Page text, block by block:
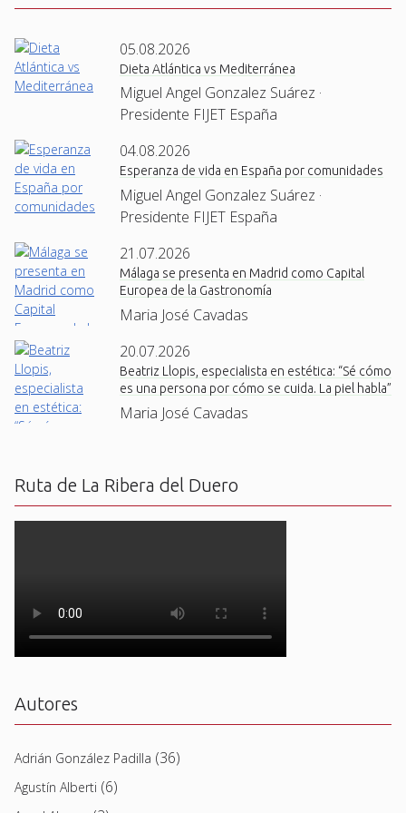
05.08.2026
Dieta Atlántica vs Mediterránea
Miguel Angel Gonzalez Suárez ·
Presidente FIJET España
04.08.2026
Esperanza de vida en España por comunidades
Miguel Angel Gonzalez Suárez ·
Presidente FIJET España
21.07.2026
Málaga se presenta en Madrid como Capital
Europea de la Gastronomía
Maria José Cavadas
20.07.2026
Beatriz Llopis, especialista en estética: “Sé cómo
es una persona por cómo se cuida. La piel habla”
Maria José Cavadas
Ruta de La Ribera del Duero
Autores
Adrián González Padilla (36)
Agustín Alberti (6)